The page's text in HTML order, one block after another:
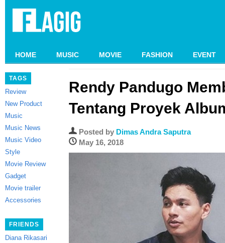
HOME MUSIC MOVIE FASHION EVENT
TAGS
Review
New Product
Music
Music News
Music Video
Style
Movie Review
Gadget
Movie trailer
Accessories
FRIENDS
Diana Rikasari
Rendy Pandugo
Tentang Proyek
Posted by Dimas Andra Saputra
May 16, 2018